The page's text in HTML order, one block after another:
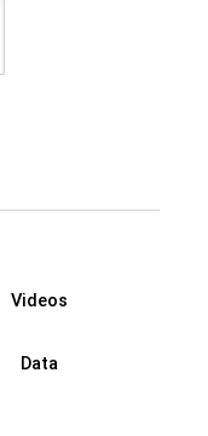
Videos
Data